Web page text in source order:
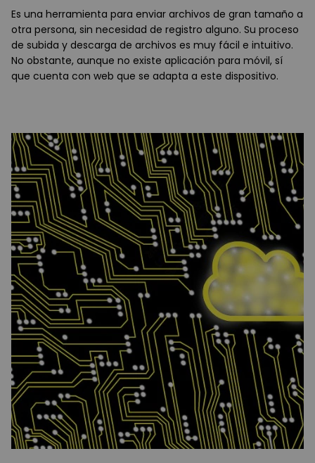
Es una herramienta para enviar archivos de gran tamaño a
otra persona, sin necesidad de registro alguno. Su proceso
de subida y descarga de archivos es muy fácil e intuitivo.
No obstante, aunque no existe aplicación para móvil, sí
que cuenta con web que se adapta a este dispositivo.